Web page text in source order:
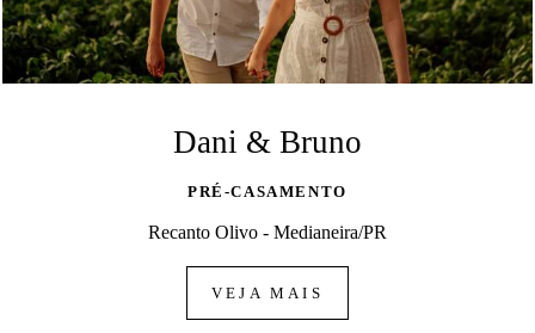
Dani & Bruno
PRÉ-CASAMENTO
Recanto Olivo - Medianeira/PR
VEJA MAIS